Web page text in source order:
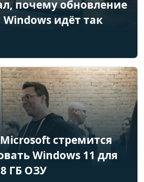
почему обновление
идёт так
стремится
Windows 11 для
ГБ ОЗУ